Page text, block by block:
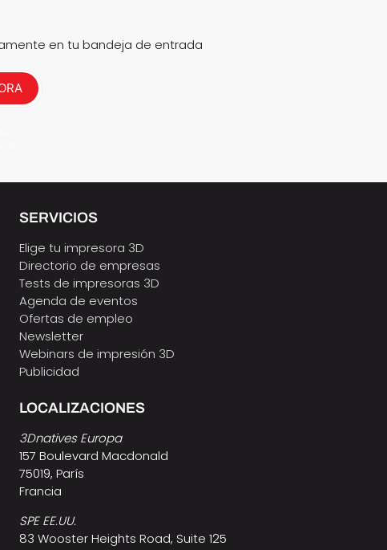
en tu bandeja de entrada
SERVICIOS
Elige tu impresora 3D
Directorio de empresas
Tests de impresoras 3D
Agenda de eventos
Ofertas de empleo
Newsletter
Webinars de impresión 3D
Publicidad
LOCALIZACIONES
3Dnatives Europa
157 Boulevard Macdonald
75019, París
Francia
SPE EE.UU.
83 Wooster Heights Road, Suite 125